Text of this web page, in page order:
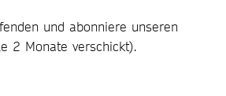
und abonniere unseren
2 Monate verschickt).